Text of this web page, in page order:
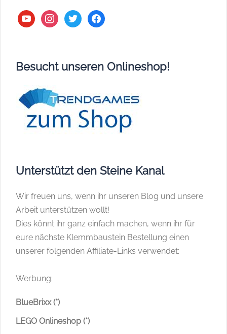
youtubeinstagram
twitter facebook
Besucht unseren Onlineshop!
Unterstützt den Steine Kanal
Wir freuen uns, wenn ihr unseren Blog und unsere
Arbeit unterstützen wollt!
Dies könnt ihr ganz einfach machen, wenn ihr für
eure nächste Klemmbaustein Bestellung einen
unserer folgenden Affiliate-Links verwendet:
Werbung:
BlueBrixx (*)
LEGO Onlineshop (*)